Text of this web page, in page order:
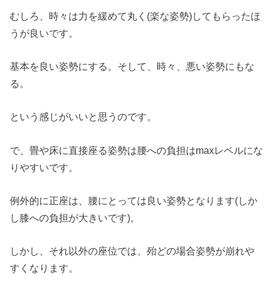
むしろ、時々は力を緩めて丸く(楽な姿勢)してもらったほ
うが良いです。
基本を良い姿勢にする。そして、時々、悪い姿勢にもな
る。
という感じがいいと思うのです。
で、畳や床に直接座る姿勢は腰への負担はmaxレベルにな
りやすいです。
例外的に正座は、腰にとっては良い姿勢となります(しか
し膝への負担が大きいです)。
しかし、それ以外の座位では、殆どの場合姿勢が崩れや
すくなります。